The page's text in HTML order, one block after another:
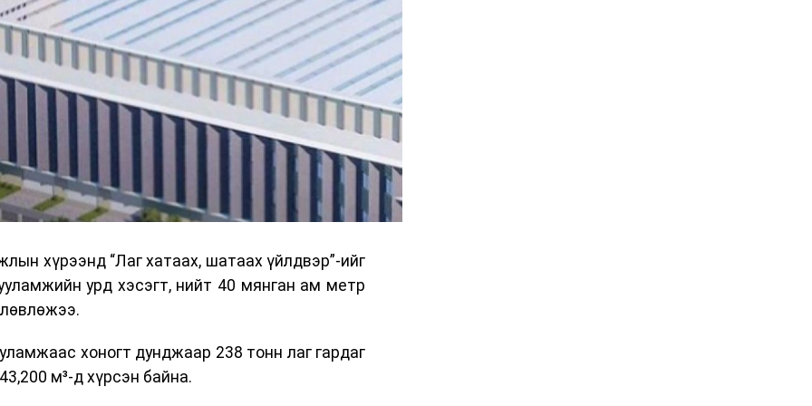
хурлыг зохион байгуулах Үндэсний хорооны
Автотээврийн үндэсний төв болон Тээврийн
чиг үүргийнхээ хүрээнд мэдээлэл өгч,
Зам тээврийн хяналт, төлөвлөлт, зохион
цагдаагийн дэд хурандаа Т.Ганзориг
аюулгүй ажиллагаа болон олон улсын арга
тээврийн үйлчилгээг аюулгүй,
үйлчилгээний нэгдсэн стандарт, сахилга
нэг хэсэг гэж
хүрээнд “Лаг хатаах, шатаах үйлдвэр”-ийг
урд хэсэгт, нийт 40 мянган ам метр
хоногт дунджаар 238 тонн лаг гардаг
м³-д хүрсэн байна.